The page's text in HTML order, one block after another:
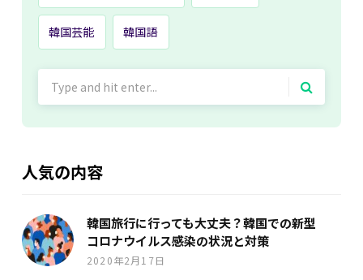
韓国芸能 韓国語
人気の内容
韓国旅行に行っても大丈夫？韓国での新型
コロナウイルス感染の状況と対策
2020年2月17日